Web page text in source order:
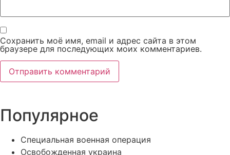
Сохранить моё имя, email и адрес сайта в этом
браузере для последующих моих комментариев.
Популярное
Специальная военная операция
Освобожденная украина